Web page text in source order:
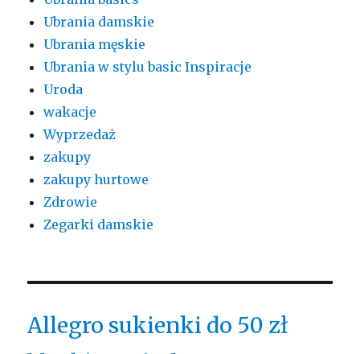
Ubrania damskie
Ubrania męskie
Ubrania w stylu basic Inspiracje
Uroda
wakacje
Wyprzedaż
zakupy
zakupy hurtowe
Zdrowie
Zegarki damskie
Allegro sukienki do 50 zł